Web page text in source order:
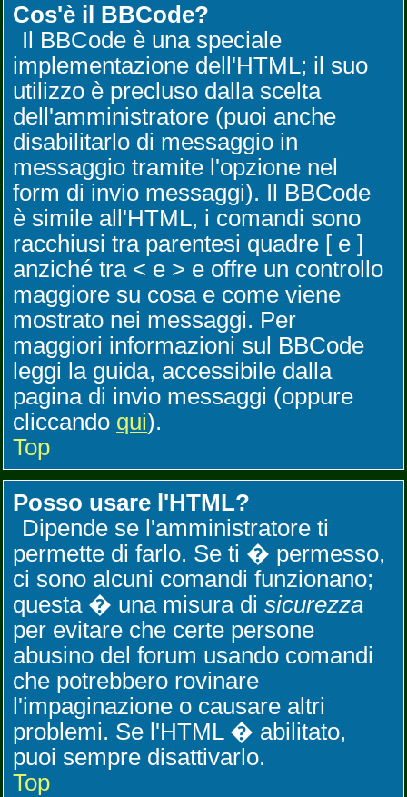
Cos'è il BBCode?
Il BBCode è una speciale
implementazione dell'HTML; il suo
utilizzo è precluso dalla scelta
dell'amministratore (puoi anche
disabilitarlo di messaggio in
messaggio tramite l'opzione nel
form di invio messaggi). Il BBCode
è simile all'HTML, i comandi sono
racchiusi tra parentesi quadre [ e ]
anziché tra < e > e offre un controllo
maggiore su cosa e come viene
mostrato nei messaggi. Per
maggiori informazioni sul BBCode
leggi la guida, accessibile dalla
pagina di invio messaggi (oppure
cliccando qui).
Top
Posso usare l'HTML?
Dipende se l'amministratore ti
permette di farlo. Se ti � permesso,
ci sono alcuni comandi funzionano;
questa � una misura di sicurezza
per evitare che certe persone
abusino del forum usando comandi
che potrebbero rovinare
l'impaginazione o causare altri
problemi. Se l'HTML � abilitato,
puoi sempre disattivarlo.
Top